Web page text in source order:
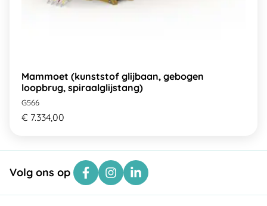
Mammoet (kunststof glijbaan, gebogen
loopbrug, spiraalglijstang)
G566
€ 7.334,00
Volg ons op